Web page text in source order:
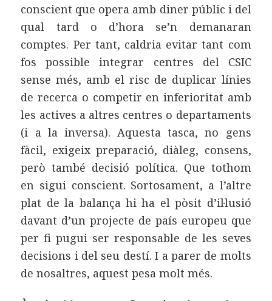
conscient que opera amb diner públic i del
qual tard o d’hora se’n demanaran
comptes. Per tant, caldria evitar tant com
fos possible integrar centres del CSIC
sense més, amb el risc de duplicar línies
de recerca o competir en inferioritat amb
les actives a altres centres o departaments
(i a la inversa). Aquesta tasca, no gens
fàcil, exigeix preparació, diàleg, consens,
però també decisió política. Que tothom
en sigui conscient. Sortosament, a l’altre
plat de la balança hi ha el pòsit d’il·lusió
davant d’un projecte de país europeu que
per fi pugui ser responsable de les seves
decisions i del seu destí. I a parer de molts
de nosaltres, aquest pesa molt més.